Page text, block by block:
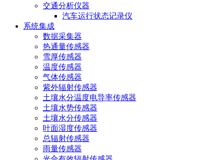
交通分析仪器
汽车运行状态记录仪
系统集成
数据采集器
热通量传感器
雪厚传感器
温度传感器
气体传感器
紫外辐射传感器
土壤水分温度电导率传感器
土壤水势传感器
土壤水分传感器
叶面湿度传感器
总辐射传感器
雨量传感器